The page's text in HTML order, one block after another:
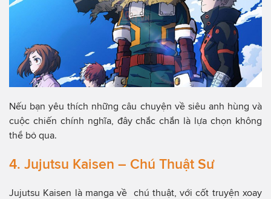
Nếu bạn yêu thích những câu chuyện về siêu anh hùng và
cuộc chiến chính nghĩa, đây chắc chắn là lựa chọn không
thể bỏ qua.
4. Jujutsu Kaisen – Chú Thuật Sư
Jujutsu Kaisen là manga về chú thuật, với cốt truyện xoay